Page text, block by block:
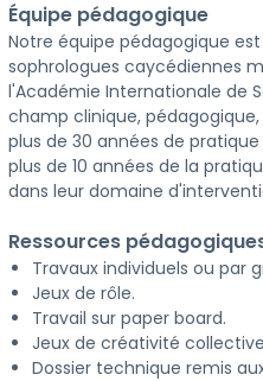
Équipe pédagogique
Notre équipe pédagogique
sophrologues caycédiennes
l'Académie Internationale de
champ clinique,
plus de 30 années de
plus de 10 années de la
dans leur domaine
Ressources
Travaux individuels ou par
Jeux de rôle.
Travail sur paper board.
Jeux de créativité
Dossier technique remis